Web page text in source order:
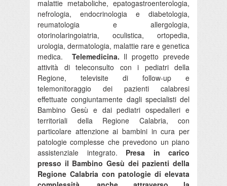
malattie metaboliche, epatogastroenterologia,
nefrologia, endocrinologia e diabetologia,
reumatologia e allergologia,
otorinolaringoiatria, oculistica, ortopedia,
urologia, dermatologia, malattie rare e genetica
medica. Telemedicina. Il progetto prevede
attività di teleconsulto con i pediatri della
Regione, televisite di follow-up e
telemonitoraggio dei pazienti calabresi
effettuate congiuntamente dagli specialisti del
Bambino Gesù e dai pediatri ospedalieri e
territoriali della Regione Calabria, con
particolare attenzione ai bambini in cura per
patologie complesse che prevedono un piano
assistenziale integrato. Presa in carico
presso il Bambino Gesù dei pazienti della
Regione Calabria con patologie di elevata